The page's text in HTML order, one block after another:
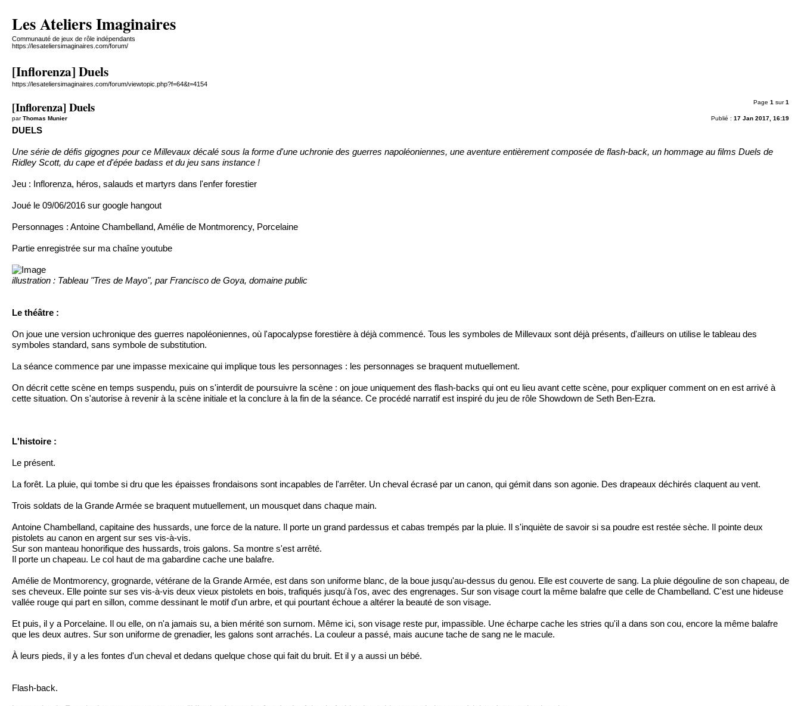
Les Ateliers Imaginaires
Communauté de jeux de rôle indépendants
https://lesateliersimaginaires.com/forum/
[Inflorenza] Duels
https://lesateliersimaginaires.com/forum/viewtopic.php?f=64&t=4154
Page 1 sur1
[Inflorenza] Duels
Publié : 17 Jan 2017, 16:19
parThomas Munier
DUELS
Une série de défis gigognes pour ce Millevaux décalé sous la forme d'une uchronie des guerres napoléoniennes, une aventure entièrement composée de flash-back, un hommage au films Duels de
Ridley Scott, du cape et d'épée badass et du jeu sans instance !
Jeu : Inflorenza, héros, salauds et martyrs dans l'enfer forestier
Joué le 09/06/2016 sur google hangout
Personnages : Antoine Chambelland, Amélie de Montmorency, Porcelaine
Partie enregistrée sur ma chaîne youtube
illustration : Tableau "Tres de Mayo", par Francisco de Goya, domaine public
Le théâtre :
On joue une version uchronique des guerres napoléoniennes, où l'apocalypse forestière à déjà commencé. Tous les symboles de Millevaux sont déjà présents, d'ailleurs on utilise le tableau des
symboles standard, sans symbole de substitution.
La séance commence par une impasse mexicaine qui implique tous les personnages : les personnages se braquent mutuellement.
On décrit cette scène en temps suspendu, puis on s'interdit de poursuivre la scène : on joue uniquement des flash-backs qui ont eu lieu avant cette scène, pour expliquer comment on en est arrivé à
cette situation. On s'autorise à revenir à la scène initiale et la conclure à la fin de la séance. Ce procédé narratif est inspiré du jeu de rôle Showdown de Seth Ben-Ezra.
L'histoire :
Le présent.
La forêt. La pluie, qui tombe si dru que les épaisses frondaisons sont incapables de l'arrêter. Un cheval écrasé par un canon, qui gémit dans son agonie. Des drapeaux déchirés claquent au vent.
Trois soldats de la Grande Armée se braquent mutuellement, un mousquet dans chaque main.
Antoine Chambelland, capitaine des hussards, une force de la nature. Il porte un grand pardessus et cabas trempés par la pluie. Il s'inquiète de savoir si sa poudre est restée sèche. Il pointe deux
pistolets au canon en argent sur ses vis-à-vis.
Sur son manteau honorifique des hussards, trois galons. Sa montre s'est arrêté.
Il porte un chapeau. Le col haut de ma gabardine cache une balafre.
Amélie de Montmorency, grognarde, vétérane de la Grande Armée, est dans son uniforme blanc, de la boue jusqu'au-dessus du genou. Elle est couverte de sang. La pluie dégouline de son chapeau, de
ses cheveux. Elle pointe sur ses vis-à-vis deux vieux pistolets en bois, trafiqués jusqu'à l'os, avec des engrenages. Sur son visage court la même balafre que celle de Chambelland. C'est une hideuse
vallée rouge qui part en sillon, comme dessinant le motif d'un arbre, et qui pourtant échoue a altérer la beauté de son visage.
Et puis, il y a Porcelaine. Il ou elle, on n'a jamais su, a bien mérité son surnom. Même ici, son visage reste pur, impassible. Une écharpe cache les stries qu'il a dans son cou, encore la même balafre
que les deux autres. Sur son uniforme de grenadier, les galons sont arrachés. La couleur a passé, mais aucune tache de sang ne le macule.
À leurs pieds, il y a les fontes d'un cheval et dedans quelque chose qui fait du bruit. Et il y a aussi un bébé.
Flash-back.